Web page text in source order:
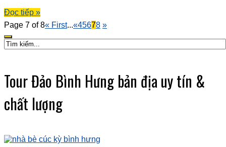
Đọc tiếp »
Page 7 of 8« First...«45678 »
Tour Đảo Bình Hưng bản địa uy tín &
chất lượng